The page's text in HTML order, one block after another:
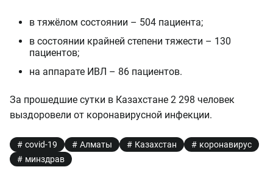
в тяжёлом состоянии – 504 пациента;
в состоянии крайней степени тяжести – 130
пациентов;
на аппарате ИВЛ – 86 пациентов.
За прошедшие сутки в Казахстане 2 298 человек
выздоровели от коронавирусной инфекции.
covid-19 Алматы Казахстан
коронавирус
минздрав